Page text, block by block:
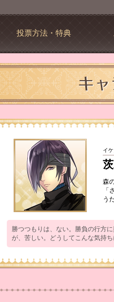
投票方法・特典
イ
森
「
う
勝つつもりは、ない。勝負の行
が、苦しい。どうしてこんな気持